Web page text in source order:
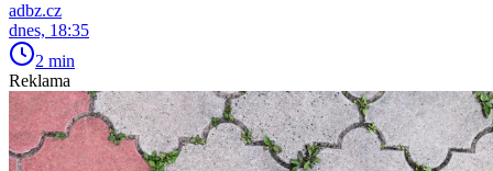
adbz.cz
dnes, 18:35
2 min
Reklama